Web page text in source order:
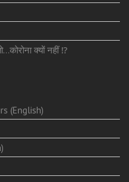
क्यों नहीं ⁉️
(English)